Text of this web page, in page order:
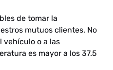
de tomar la
mutuos clientes. No
vehículo o a las
es mayor a los 37.5